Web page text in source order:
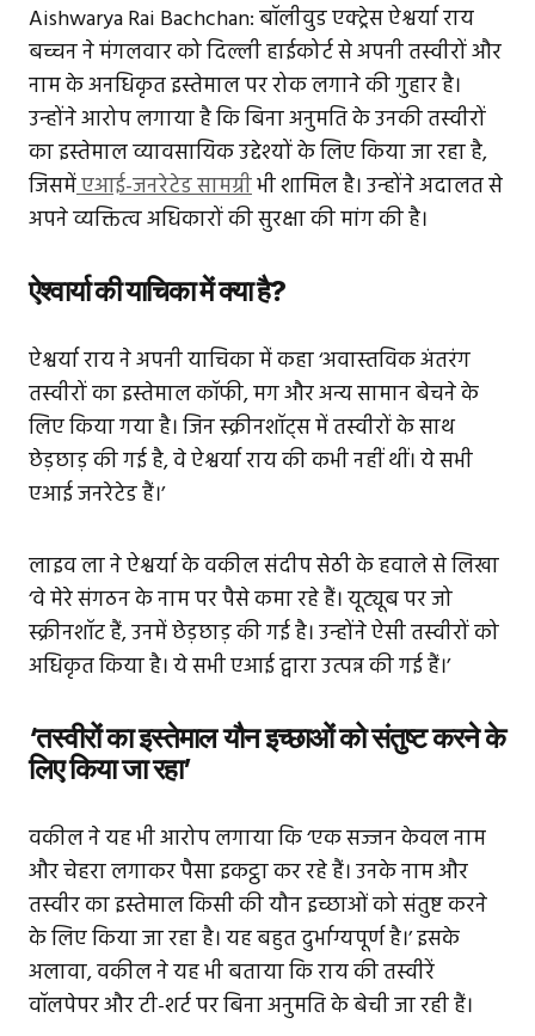
Aishwarya Rai Bachchan: बॉलीवुड एक्ट्रेस ऐश्वर्या राय
बच्चन ने मंगलवार को दिल्ली हाईकोर्ट से अपनी तस्वीरों और
नाम के अनधिकृत इस्तेमाल पर रोक लगाने की गुहार है।
उन्होंने आरोप लगाया है कि बिना अनुमति के उनकी तस्वीरों
का इस्तेमाल व्यावसायिक उद्देश्यों के लिए किया जा रहा है,
जिसमेंएआई-जनरेटेड सामग्रीभी शामिल है। उन्होंने अदालत से
अपने व्यक्तित्व अधिकारों की सुरक्षा की मांग की है।
ऐश्वार्या की याचिका में क्या है?
ऐश्वर्या राय ने अपनी याचिका में कहा ‘अवास्तविक अंतरंग
तस्वीरों का इस्तेमाल कॉफी, मग और अन्य सामान बेचने के
लिए किया गया है। जिन स्क्रीनशॉट्स में तस्वीरों के साथ
छेड़छाड़ की गई है, वे ऐश्वर्या राय की कभी नहीं थीं। ये सभी
एआई जनरेटेड हैं।’
लाइव ला ने ऐश्वर्या के वकील संदीप सेठी के हवाले से लिखा
‘वे मेरे संगठन के नाम पर पैसे कमा रहे हैं। यूट्यूब पर जो
स्क्रीनशॉट हैं, उनमें छेड़छाड़ की गई है। उन्होंने ऐसी तस्वीरों को
अधिकृत किया है। ये सभी एआई द्वारा उत्पन्न की गई हैं।’
‘तस्वीरों का इस्तेमाल यौन इच्छाओं को संतुष्ट करने के
लिए किया जा रहा’
वकील ने यह भी आरोप लगाया कि ‘एक सज्जन केवल नाम
और चेहरा लगाकर पैसा इकट्ठा कर रहे हैं। उनके नाम और
तस्वीर का इस्तेमाल किसी की यौन इच्छाओं को संतुष्ट करने
के लिए किया जा रहा है। यह बहुत दुर्भाग्यपूर्ण है।’ इसके
अलावा, वकील ने यह भी बताया कि राय की तस्वीरें
वॉलपेपर और टी-शर्ट पर बिना अनुमति के बेची जा रही हैं।